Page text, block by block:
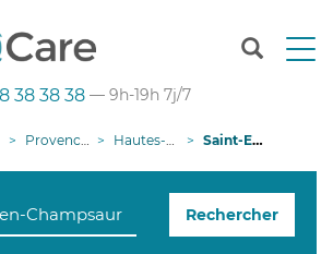
T
n
38 38 38 — 9h-19h 7j/7
Provence-Alpes-Côte d'Azur Hautes-Alpes Saint-Eusèbe-en-Champsaur
Rechercher